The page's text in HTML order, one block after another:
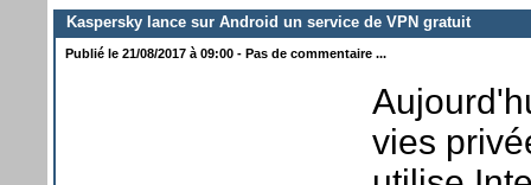
Kaspersky lance sur Android un service de VPN gratuit
Publié le 21/08/2017 à 09:00 - Pas de commentaire ...
vies